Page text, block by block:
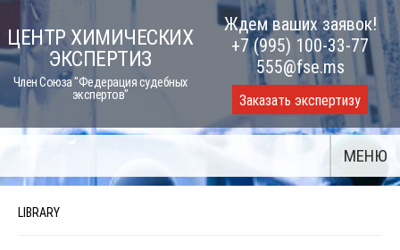
Skip
to
content
ЦЕНТР ХИМИЧЕСКИХ
ЭКСПЕРТИЗ
Член Союза "Федерация судебных
экспертов"
Ждем ваших заявок!
+7 (995) 100-33-77
555@fse.ms
Заказать экспертизу
МЕНЮ
LIBRARY